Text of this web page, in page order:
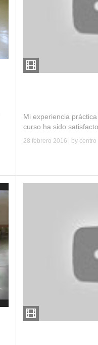
Mi experiencia
curso ha sido
28 febrero 2016 | by centro